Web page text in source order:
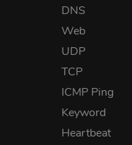
DNS
Web
UDP
TCP
ICMP Ping
Keyword
Heartbeat